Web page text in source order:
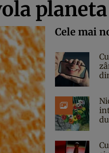
Cele mai